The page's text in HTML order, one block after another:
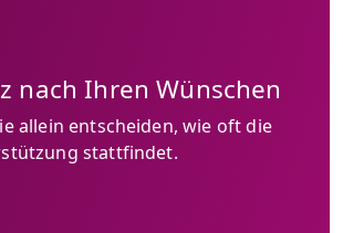
nach Ihren Wünschen
allein entscheiden, wie oft die
stattfindet.